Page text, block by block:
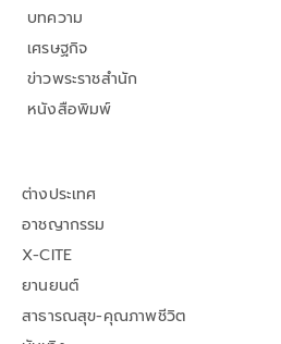
บทความ
เศรษฐกิจ
ข่าวพระราชสำนัก
หนังสือพิมพ์
ต่างประเทศ
อาชญากรรม
X-CITE
ยานยนต์
สาธารณสุข-คุณภาพชีวิต